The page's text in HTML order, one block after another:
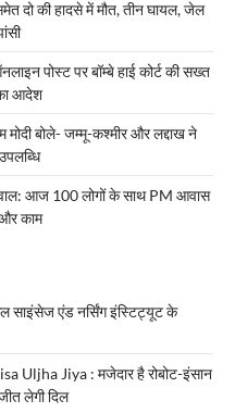
दो की हादसे में मौत, तीन घायल, जेल
पोस्ट पर बॉम्बे हाई कोर्ट की सख्त
आदेश
बोले- जम्मू-कश्मीर और लद्दाख ने
आज 100 लोगों के साथ PM आवास
काम
साइंसेज एंड नर्सिंग इंस्टिट्यूट के
Uljha Jiya : मजेदार है रोबोट-इंसान
लेगी दिल